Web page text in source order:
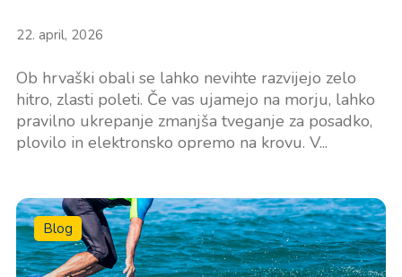
22. april, 2026
Ob hrvaški obali se lahko nevihte razvijejo zelo
hitro, zlasti poleti. Če vas ujamejo na morju, lahko
pravilno ukrepanje zmanjša tveganje za posadko,
plovilo in elektronsko opremo na krovu. V...
Blog